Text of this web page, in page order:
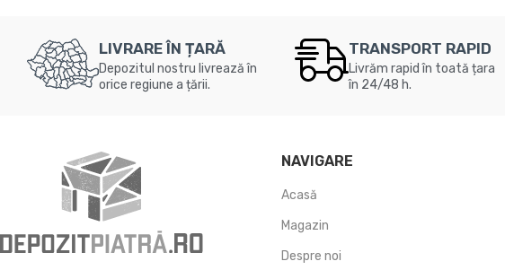
LIVRARE ÎN ȚARĂ
Depozitul nostru livrează în
orice regiune a țării.
TRANSPORT RAPID
Livrăm rapid în toată țara
în 24/48 h.
NAVIGARE
Acasă
Magazin
Despre noi